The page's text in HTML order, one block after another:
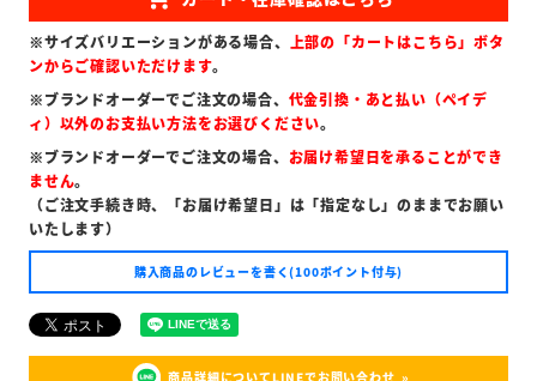
※サイズバリエーションがある場合、 上部の「カートはこちら」ボタ
ンからご確認いただけます。
※ブランドオーダーでご注文の場合、 代金引換・あと払い（ペイデ
ィ）以外のお支払い方法をお選びください。
※ブランドオーダーでご注文の場合、 お届け希望日を承ることができ
ません。
（ご注文手続き時、「お届け希望日」は「指定なし」のままでお願い
いたします）
購入商品のレビューを書く(100ポイント付与)
商品詳細についてLINEでお問い合わせ